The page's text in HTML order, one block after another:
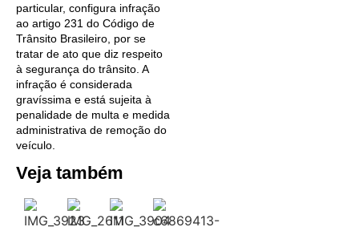
particular, configura infração
ao artigo 231 do Código de
Trânsito Brasileiro, por se
tratar de ato que diz respeito
à segurança do trânsito. A
infração é considerada
gravíssima e está sujeita à
penalidade de multa e medida
administrativa de remoção do
veículo.
Veja também